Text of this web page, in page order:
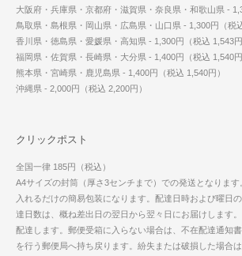
大阪府・兵庫県・京都府・滋賀県・奈良県・和歌山県 -
鳥取県・島根県・岡山県・広島県・山口県 - 1,300円（税
香川県・徳島県・愛媛県・高知県 - 1,300円（税込 1,543円
福岡県・佐賀県・長崎県・大分県 - 1,400円（税込 1,540円
熊本県・宮崎県・鹿児島県 - 1,400円（税込 1,540円）
沖縄県 - 2,000円（税込 2,200円）
クリックポスト
全国一律 185円（税込）
A4サイズの封筒（厚さ3センチまで）での発送となりま
入れるだけの簡易包装になります。配達日時および曜日
達日数は、概ね差出日の翌日から翌々日にお届けします
配達します。郵便受箱に入らない場合は、不在配達通知
を行う郵便局へ持ち戻ります。紛失または破損した場合